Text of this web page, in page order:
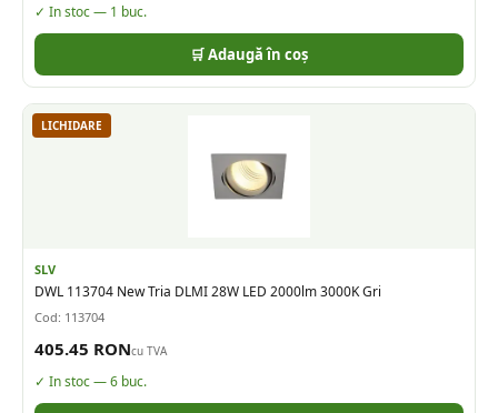
✓ In stoc — 1 buc.
🛒 Adaugă în coș
LICHIDARE
SLV
DWL 113704 New Tria DLMI 28W LED 2000lm 3000K Gri
Cod: 113704
405.45 RONcu TVA
✓ In stoc —6 buc.